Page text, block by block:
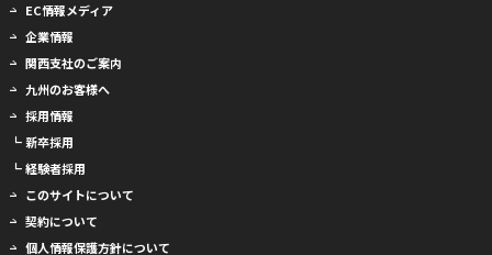
EC情報メディア
企業情報
関西支社のご案内
九州のお客様へ
採用情報
┗ 新卒採用
┗ 経験者採用
このサイトについて
契約について
個人情報保護方針について